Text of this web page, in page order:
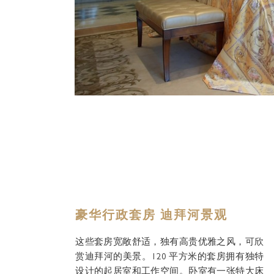
豪华行政套房 迪拜河景观
这些套房宽敞舒适，独有高贵优雅之风，可欣
赏迪拜河的美景。120 平方米的套房拥有独特